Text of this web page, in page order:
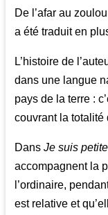
De l’afar au
a été traduit en
L’histoire de
dans une langue
pays de la terre :
couvrant la totalité
DansJe suis
accompagnent la
l’ordinaire,
est relative et